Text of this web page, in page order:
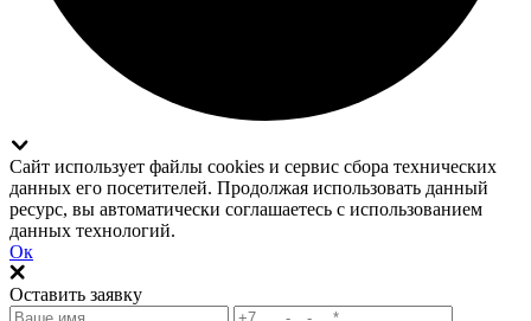
Сайт использует файлы cookies и сервис сбора технических
данных его посетителей. Продолжая использовать данный
ресурс, вы автоматически соглашаетесь с использованием
данных технологий.
Ок
Оставить заявку